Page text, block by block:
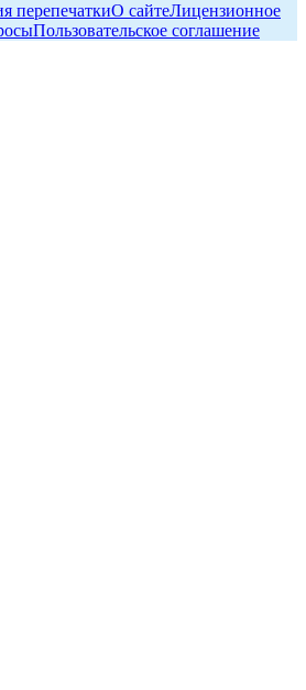
перепечаткиО сайтеЛицензионное
Пользовательское соглашение